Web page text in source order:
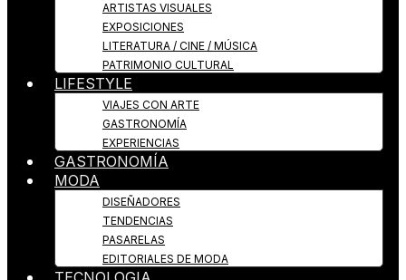
ARTISTAS VISUALES
EXPOSICIONES
LITERATURA / CINE / MÚSICA
PATRIMONIO CULTURAL
LIFESTYLE
VIAJES CON ARTE
GASTRONOMÍA
EXPERIENCIAS
GASTRONOMÍA
MODA
DISEÑADORES
TENDENCIAS
PASARELAS
EDITORIALES DE MODA